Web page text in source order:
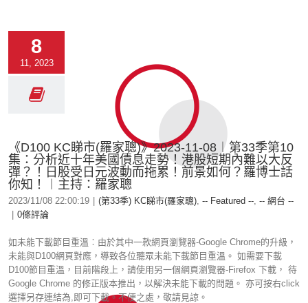
8
11, 2023
《D100 KC睇市(羅家聰)》2023-11-08︱第33季第10
集：分析近十年美國債息走勢！港股短期內難以大反
彈？！日股受日元波動而拖累！前景如何？羅博士話
你知！︱主持：羅家聰
2023/11/08 22:00:19 (第33季) KC睇市(羅家聰), -- Featured --, -- 網台 --
0條評論
如未能下載節目重溫︰由於其中一款網頁瀏覽器-Google Chrome的升級，
未能與D100網頁對應，導致各位聽眾未能下載節目重溫。 如需要下載
D100節目重溫，目前階段上，請使用另一個網頁瀏覽器-Firefox 下載， 待
Google Chrome 的修正版本推出，以解決未能下載的問題。 亦可按右click
選擇另存連結為,即可下載。不便之處，敬請見諒。